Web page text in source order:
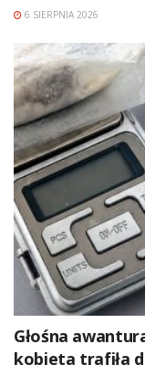
6 SIERPNIA 2026
Głośna
kobieta trafiła